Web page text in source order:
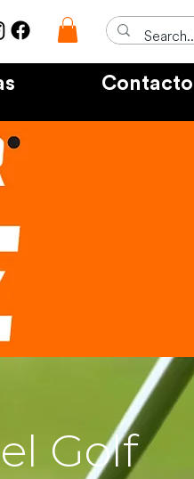
Contacto
Golf